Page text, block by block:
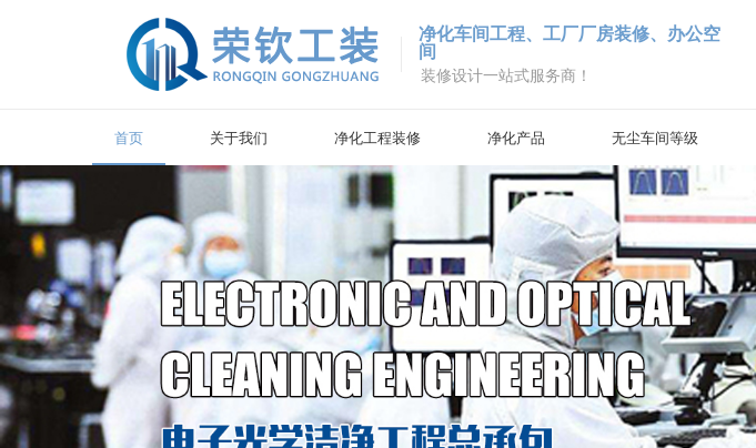
净化车间工程、工厂厂房装修、办公空
间
装修设计一站式服务商！
首页 关于我们 净化工程装修 净化产品 无尘车间等级